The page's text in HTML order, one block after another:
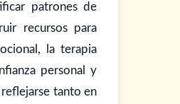
patrones de
recursos para
la terapia
personal y
tanto en